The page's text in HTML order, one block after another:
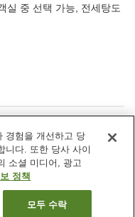
실 중 선택 가능, 전세탕도
/ 미용실
판매기
경험을 개선하고 당
니다. 또한 당사 사이
소셜 미디어, 광고
정책
모두 수락